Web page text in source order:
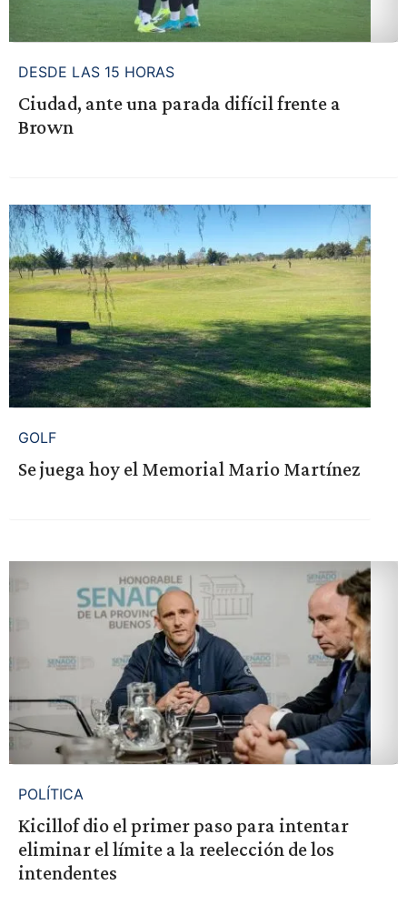
DESDE LAS 15 HORAS
Ciudad, ante una parada difícil frente a
Brown
GOLF
Se juega hoy el Memorial Mario Martínez
POLÍTICA
Kicillof dio el primer paso para intentar
eliminar el límite a la reelección de los
intendentes